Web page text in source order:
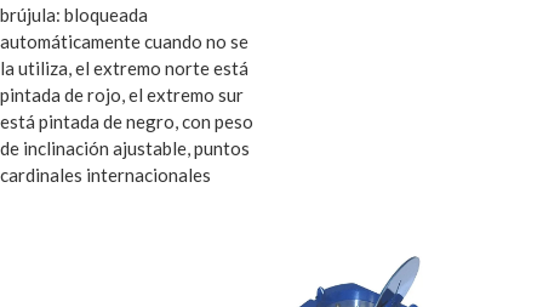
brújula: bloqueada
automáticamente cuando no se
la utiliza, el extremo norte está
pintada de rojo, el extremo sur
está pintada de negro, con peso
de inclinación ajustable, puntos
cardinales internacionales